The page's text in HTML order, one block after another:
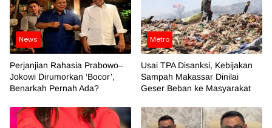
News
Perjanjian Rahasia Prabowo–
Jokowi Dirumorkan ‘Bocor’,
Benarkah Pernah Ada?
Metro
Usai TPA Disanksi, Kebijakan
Sampah Makassar Dinilai
Geser Beban ke Masyarakat